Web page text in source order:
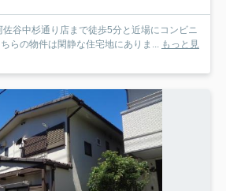
谷中杉通り店まで徒歩5分と近場にコンビニ
らの物件は閑静な住宅地にありま...
もっと見